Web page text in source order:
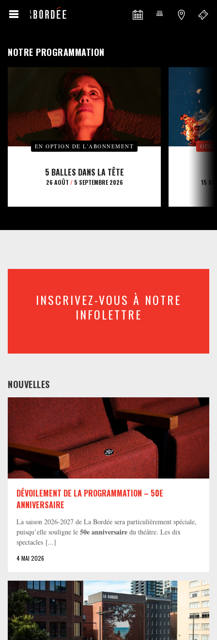
NOTRE PROGRAMMATION
EN OPTION DE L’ABONNEMENT
5 BALLES DANS LA TÊTE
26 AOÛT /5 SEPTEMBRE 2026 15
INSCRIVEZ-VOUS À NOTRE
INFOLETTRE
NOUVELLES
DÉVOILEMENT DE LA PROGRAMMATION – 50E
ANNIVERSAIRE
La saison 2026-2027 de La Bordée sera particulièrement spéciale,
puisqu’elle souligne le 50e anniversaire du théâtre. Les dix
spectacles [...]
4 MAI 2026